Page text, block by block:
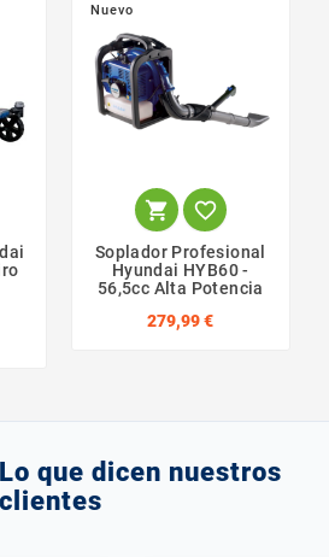
Nuevo
 
Soplador Profesional
Hyundai HYB60 -
56,5cc Alta Potencia
279,99 €
Lo que dicen nuestros
clientes